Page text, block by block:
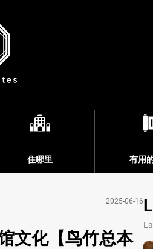
住哪里 有用
2025-06-16
文化【鸟竹总本